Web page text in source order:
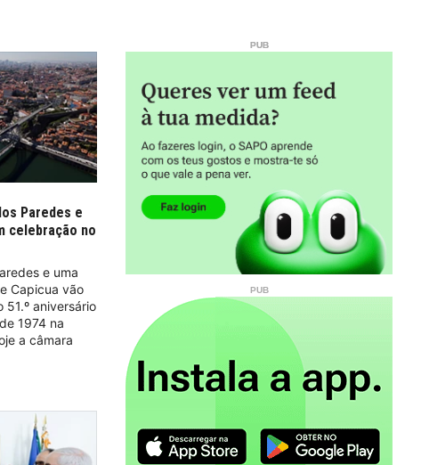
Paredes e
celebração no
e uma
Capicua vão
51.º aniversário
1974 na
a câmara